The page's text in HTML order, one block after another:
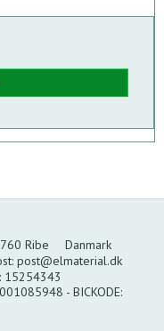
Ribe
Danmark
: post@elmaterial.dk
15254343
- BICKODE: